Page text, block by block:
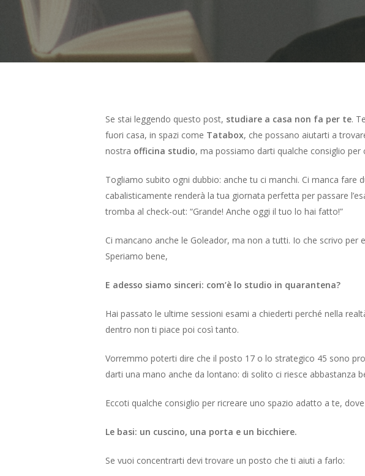
Se stai leggendo questo post, studiare a casa non fa per te.
fuori casa, in spazi come Tatabox, che possano aiutarti a
nostra officina studio, ma possiamo darti qualche consiglio per
Togliamo subito ogni dubbio: anche tu ci manchi. Ci manca fare
cabalisticamente renderà la tua giornata perfetta per passare
tromba al check-out: “Grande! Anche oggi il tuo lo hai fatto!”
Ci mancano anche le Goleador, ma non a tutti. Io che scrivo
Speriamo bene,
E adesso siamo sinceri: com’è lo studio in quarantena?
Hai passato le ultime sessioni esami a chiederti perché nella
dentro non ti piace poi così tanto.
Vorremmo poterti dire che il posto 17 o lo strategico 45 sono
darti una mano anche da lontano: di solito ci riesce abbastanza
Eccoti qualche consiglio per ricreare uno spazio adatto a te,
Le basi: un cuscino, una porta e un bicchiere.
Se vuoi concentrarti devi trovare un posto che ti aiuti a farlo: